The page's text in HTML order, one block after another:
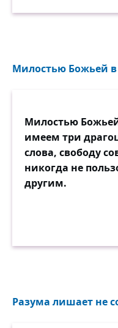
Милостью Божьей
Милостью
имеем три
слова, свободу
никогда не
другим.
Разума лишает не